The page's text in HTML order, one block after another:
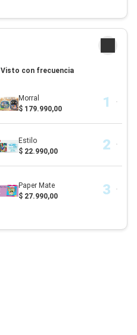
Visto con frecuencia
Morral
$ 179.990,00
Estilo
$ 22.990,00
Paper Mate
$ 27.990,00